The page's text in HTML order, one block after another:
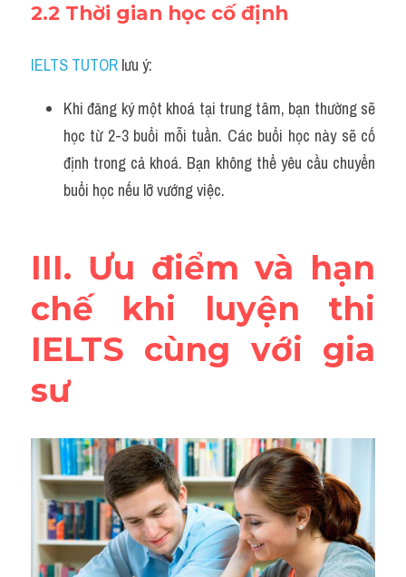
2.2 Thời gian học cố định
IELTS TUTOR lưu ý:
Khi đăng ký một khoá tại trung tâm, bạn thường sẽ
học từ 2-3 buổi mỗi tuần. Các buổi học này sẽ cố
định trong cả khoá. Bạn không thể yêu cầu chuyển
buổi học nếu lỡ vướng việc.
III. Ưu điểm và hạn
chế khi luyện thi
IELTS cùng với gia
sư